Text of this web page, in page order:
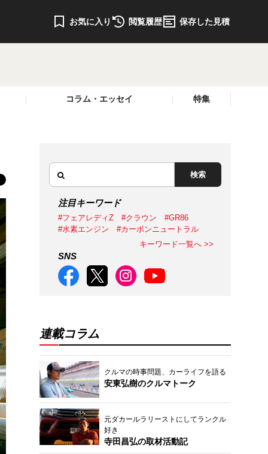
お気に入り 閲覧履歴 保存した見積
コラム・エッセイ 特集
検索
注目キーワード
#フェアレディZ #クラウン
#GR86
#水素エンジン
#カーボンニュートラル
キーワード一覧へ >>
SNS
連載コラム
クルマの時事問題、カーライフを語る
安東弘樹のクルマトーク
元ダカールラリーストにしてランクル
好き
寺田昌弘の取材活動記